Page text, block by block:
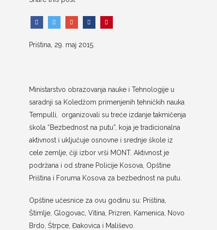
Priština, 29. maj 2015.
Ministarstvo obrazovanja nauke i Tehnologije u
saradnji sa Koledžom primenjenih tehničkih nauka
Tempulli, organizovali su treće izdanje takmičenja
škola “Bezbednost na putu”, koja je tradicionalna
aktivnost i uključuje osnovne i srednje škole iz
cele zemlje, čiji izbor vrši MONT. Aktivnost je
podržana i od strane Policije Kosova, Opštine
Priština i Foruma Kosova za bezbednost na putu.
Opštine učesnice za ovu godinu su: Priština,
Štimlje, Glogovac, Vitina, Prizren, Kamenica, Novo
Brdo, Štrpce, Đakovica i Mališevo.